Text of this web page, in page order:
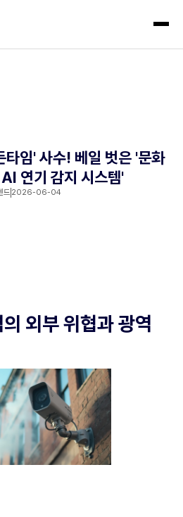
타임' 사수! 베일 벗은 '문화
연기 감지 시스템'
드 2026-06-04
외부 위협과 광역